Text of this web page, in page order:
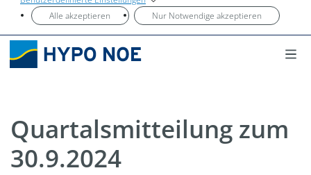
Alle akzeptieren
Nur Notwendige akzeptieren
Quartalsmitteilung zum
30.9.2024